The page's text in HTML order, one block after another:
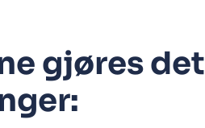
gjøres det